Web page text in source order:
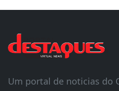
Um portal de noticias do